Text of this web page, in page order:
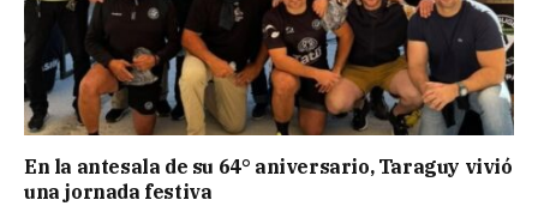
En la antesala de su 64° aniversario, Taraguy vivió
una jornada festiva